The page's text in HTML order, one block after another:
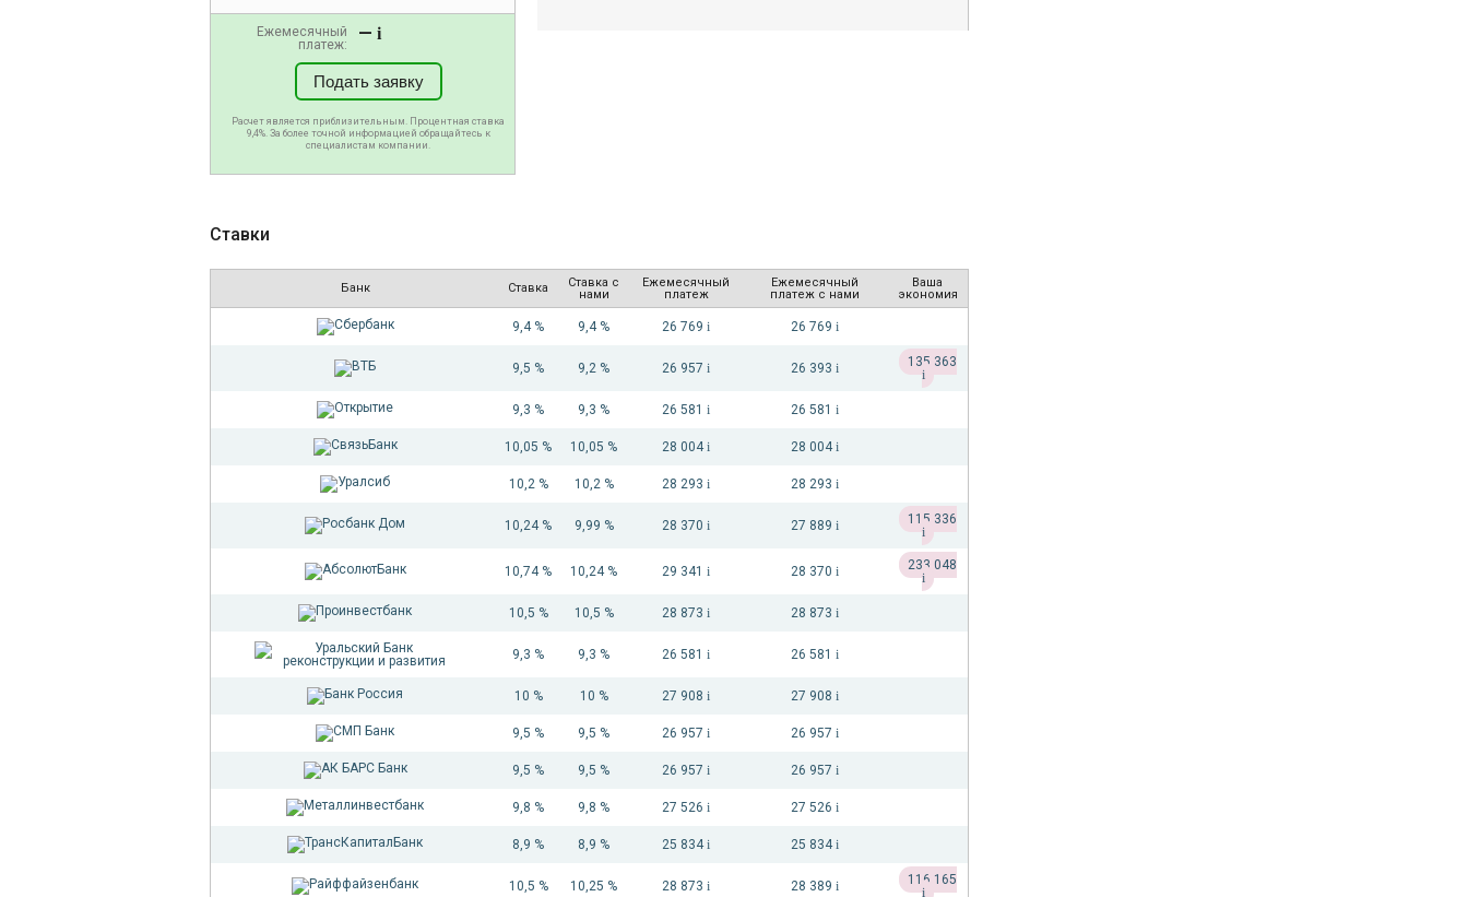
Ежемесячный
платеж:
— i
Подать заявку
Расчет является приблизительным. Процентная ставка
9,4%. За более точной информацией обращайтесь к
специалистам компании.
Ставки
Банк Ставка
Ставка с
нами
Ежемесячный
платеж
Ежемесячный
платеж с нами
Ваша
экономия
9,4 % 9,4 % 26 769 i 26 769 i
9,5 % 9,2 % 26 957 i 26 393 i
135 363
i
9,3 % 9,3 % 26 581 i 26 581 i
10,05 % 10,05 % 28 004i 28 004i
10,2 % 10,2 % 28 293 i 28 293 i
10,24 % 9,99 % 28 370 i 27 889 i
115 336
i
10,74 % 10,24 % 29 341 i 28 370 i
233 048
i
10,5 % 10,5 % 28 873 i 28 873 i
9,3 % 9,3 % 26 581 i 26 581 i
10 % 10 % 27 908 i 27 908 i
9,5 % 9,5 % 26 957 i 26 957 i
9,5 % 9,5 % 26 957 i 26 957 i
9,8 % 9,8 % 27 526 i 27 526 i
8,9 % 8,9 % 25 834i 25 834i
10,5 % 10,25 % 28 873 i 28 389 i
116 165
i